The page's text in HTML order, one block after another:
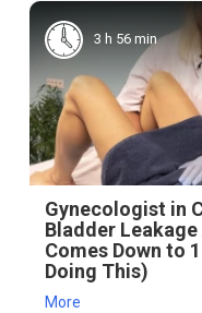
3 h 56 min
Gynecologist in
Bladder
Comes Down to
Doing This)
More